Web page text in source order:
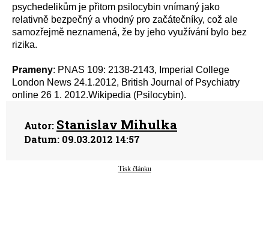
psychedelikům je přitom psilocybin vnímaný jako
relativně bezpečný a vhodný pro začátečníky, což ale
samozřejmě neznamená, že by jeho využívání bylo bez
rizika.
Prameny: PNAS 109: 2138-2143, Imperial College
London News 24.1.2012, British Journal of Psychiatry
online 26 1. 2012.Wikipedia (Psilocybin).
Autor: Stanislav Mihulka
Datum: 09.03.2012 14:57
Tisk článku